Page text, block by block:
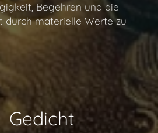
Begehren und die
durch materielle Werte zu
Gedicht